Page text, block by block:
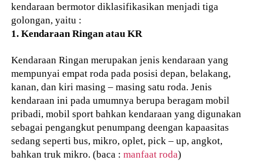
kendaraan bermotor diklasifikasikan menjadi tiga
golongan, yaitu :
1. Kendaraan Ringan atau KR
Kendaraan Ringan merupakan jenis kendaraan yang
mempunyai empat roda pada posisi depan, belakang,
kanan, dan kiri masing – masing satu roda. Jenis
kendaraan ini pada umumnya berupa beragam mobil
pribadi, mobil sport bahkan kendaraan yang digunakan
sebagai pengangkut penumpang deengan kapaasitas
sedang seperti bus, mikro, oplet, pick – up, angkot,
bahkan truk mikro. (baca :manfaat roda)